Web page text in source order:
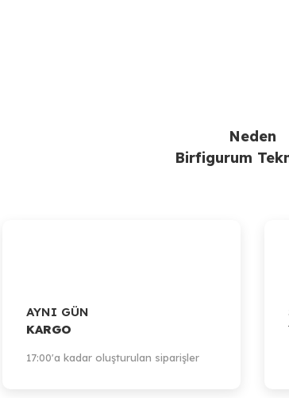
Neden
Birfigurum
AYNI GÜN
KARGO
17:00'a kadar oluşturulan siparişler